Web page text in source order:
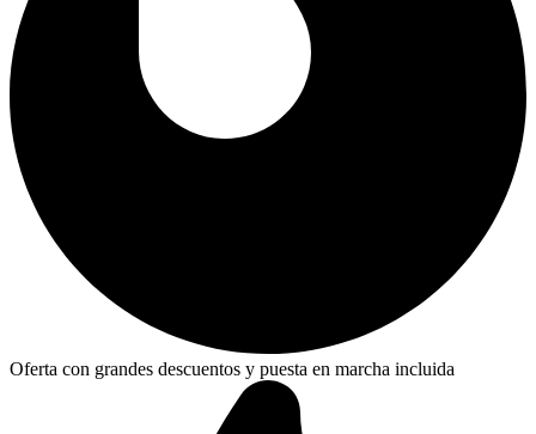
Oferta con grandes descuentos y puesta en marcha incluida